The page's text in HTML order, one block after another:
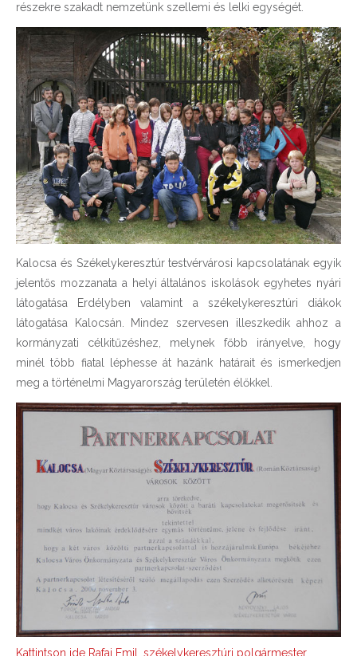
részekre szakadt nemzetünk szellemi és lelki egységét.
Kalocsa és Székelykeresztúr testvérvárosi kapcsolatának egyik
jelentős mozzanata a helyi általános iskolások egyhetes nyári
látogatása Erdélyben valamint a székelykeresztúri diákok
látogatása Kalocsán. Mindez szervesen illeszkedik ahhoz a
kormányzati célkitűzéshez, melynek főbb irányelve, hogy
minél több fiatal léphesse át hazánk határait és ismerkedjen
meg a történelmi Magyarország területén élőkkel.
Kattintson ide Rafai Emil, székelykeresztúri polgármester